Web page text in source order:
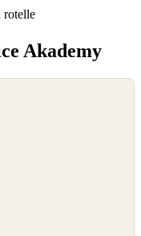
rotelle
Akademy